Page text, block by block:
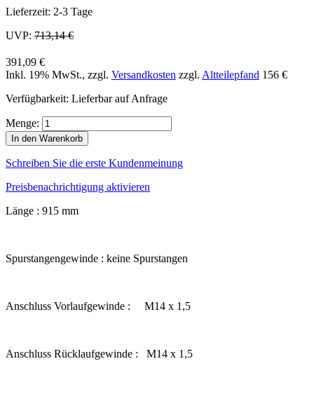
Lieferzeit: 2-3 Tage
UVP: 713,14 €
391,09 €
Inkl. 19% MwSt., zzgl. Versandkosten zzgl. Altteilepfand 156 €
Verfügbarkeit: Lieferbar auf Anfrage
Menge:
In den Warenkorb
Schreiben Sie die erste Kundenmeinung
Preisbenachrichtigung aktivieren
Länge : 915 mm
Spurstangengewinde : keine Spurstangen
Anschluss Vorlaufgewinde : M14 x 1,5
Anschluss Rücklaufgewinde : M14 x 1,5